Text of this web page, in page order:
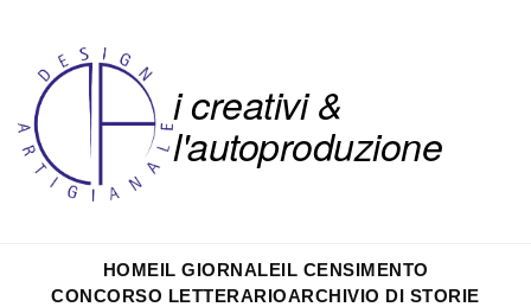
i creativi &
l'autoproduzione
HOMEIL GIORNALEIL CENSIMENTO
CONCORSO LETTERARIOARCHIVIO DI STORIE